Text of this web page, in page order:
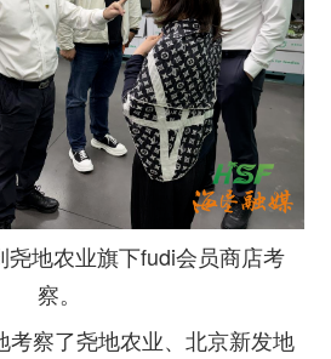
地农业旗下fudi会员商店考
察。
察了尧地农业、北京新发地